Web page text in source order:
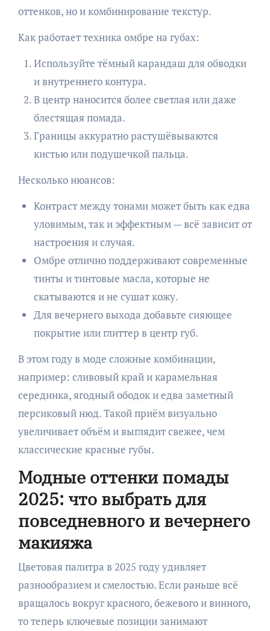
оттенков, но и комбинирование текстур.
Как работает техника омбре на губах:
Используйте тёмный карандаш для обводки
и внутреннего контура.
В центр наносится более светлая или даже
блестящая помада.
Границы аккуратно растушёвываются
кистью или подушечкой пальца.
Несколько нюансов:
Контраст между тонами может быть как едва
уловимым, так и эффектным — всё зависит от
настроения и случая.
Омбре отлично поддерживают современные
тинты и тинтовые масла, которые не
скатываются и не сушат кожу.
Для вечернего выхода добавьте сияющее
покрытие или глиттер в центр губ.
В этом году в моде сложные комбинации,
например: сливовый край и карамельная
серединка, ягодный ободок и едва заметный
персиковый нюд. Такой приём визуально
увеличивает объём и выглядит свежее, чем
классические красные губы.
Модные оттенки помады
2025: что выбрать для
повседневного и вечернего
макияжа
Цветовая палитра в 2025 году удивляет
разнообразием и смелостью. Если раньше всё
вращалось вокруг красного, бежевого и винного,
то теперь ключевые позиции занимают